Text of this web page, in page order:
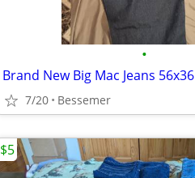
•
Brand New Big Mac Jeans 56x36
7/20 Bessemer
$5